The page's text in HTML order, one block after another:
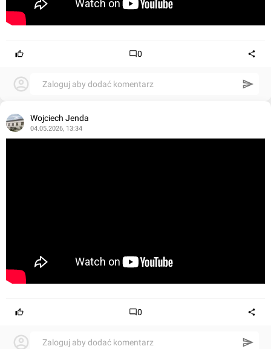
0
Zaloguj aby dodać komentarz
Wojciech Jenda
04.05.2026, 13:34
0
Zaloguj aby dodać komentarz